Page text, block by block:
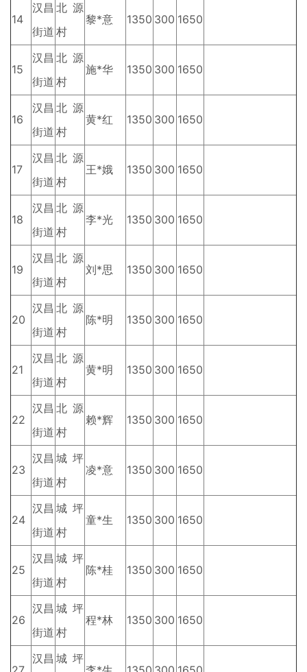
14
汉昌
街道
北源
村
黎*意 1350 300 1650
15
汉昌
街道
北源
村
施*华 1350 300 1650
16
汉昌
街道
北源
村
黄*红 1350 300 1650
17
汉昌
街道
北源
村
王*娥 1350 300 1650
18
汉昌
街道
北源
村
李*光 1350 300 1650
19
汉昌
街道
北源
村
刘*思 1350 300 1650
20
汉昌
街道
北源
村
陈*明 1350 300 1650
21
汉昌
街道
北源
村
黄*明 1350 300 1650
22
汉昌
街道
北源
村
赖*辉 1350 300 1650
23
汉昌
街道
城坪
村
凌*意 1350 300 1650
24
汉昌
街道
城坪
村
童*生 1350 300 1650
25
汉昌
街道
城坪
村
陈*桂 1350 300 1650
26
汉昌
街道
城坪
村
程*林 1350 300 1650
汉昌 城坪